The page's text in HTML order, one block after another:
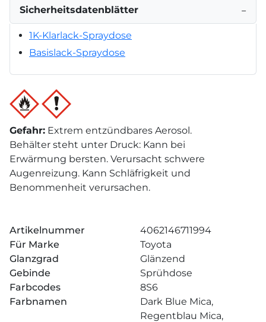
Sicherheitsdatenblätter −
1K-Klarlack-Spraydose
Basislack-Spraydose
Gefahr: Extrem entzündbares Aerosol.
Behälter steht unter Druck: Kann bei
Erwärmung bersten. Verursacht schwere
Augenreizung. Kann Schläfrigkeit und
Benommenheit verursachen.
Artikelnummer
4062146711994
Für Marke
Toyota
Glanzgrad
Glänzend
Gebinde
Sprühdose
Farbcodes
8S6
Farbnamen
Dark Blue Mica,
Regentblau Mica,